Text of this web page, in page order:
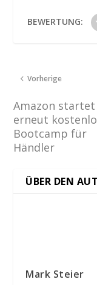
BEWERTUNG:
Vorherige
Amazon startet
erneut
Bootcamp für
Händler
ÜBER DEN
Mark Steier